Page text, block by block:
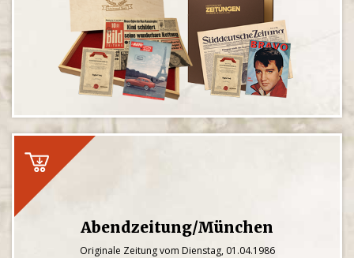
Abendzeitung/München
Originale Zeitung vom Dienstag, 01.04.1986